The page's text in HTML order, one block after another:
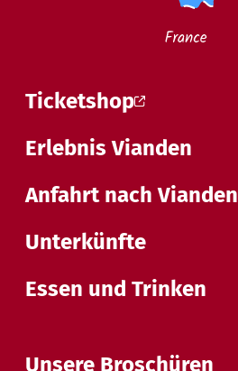
Ticketshop
Erlebnis Vianden
Anfahrt nach Vianden
Unterkünfte
Essen und Trinken
Unsere Broschüren